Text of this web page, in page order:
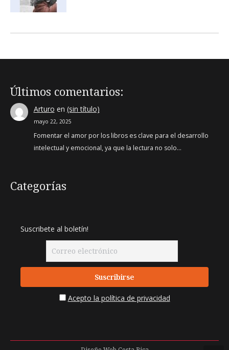
Últimos comentarios:
Arturo en (sin título)
mayo 22, 2025
Fomentar el amor por los libros es clave para el desarrollo
intelectual y emocional, ya que la lectura no solo…
Categorías
Suscribete al boletín!
Acepto la política de privacidad